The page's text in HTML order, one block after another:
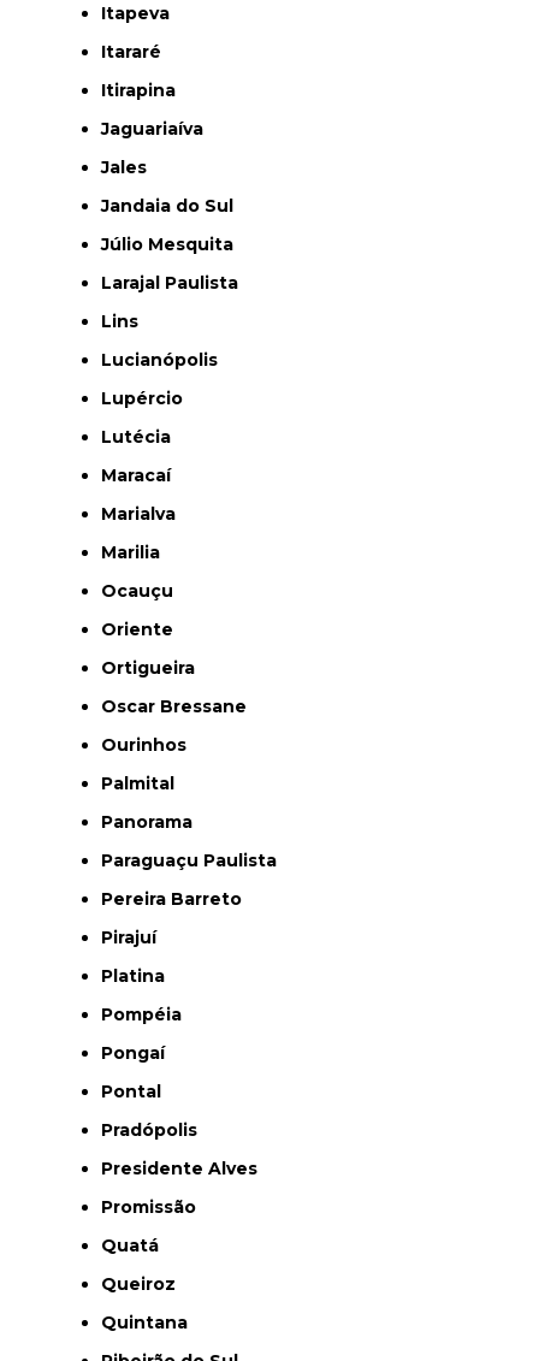
Itapeva
Itararé
Itirapina
Jaguariaíva
Jales
Jandaia do Sul
Júlio Mesquita
Larajal Paulista
Lins
Lucianópolis
Lupércio
Lutécia
Maracaí
Marialva
Marilia
Ocauçu
Oriente
Ortigueira
Oscar Bressane
Ourinhos
Palmital
Panorama
Paraguaçu Paulista
Pereira Barreto
Pirajuí
Platina
Pompéia
Pongaí
Pontal
Pradópolis
Presidente Alves
Promissão
Quatá
Queiroz
Quintana